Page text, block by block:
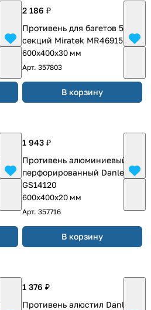
2 186 ₽
Противень для багетов 5
секций Miratek MR46915
600х400х30 мм
Арт. 357803
В корзину
1 943 ₽
Противень алюминиевый
перфорированный Danler
GS14120
600х400х20 мм
Арт. 357716
В корзину
1 376 ₽
Противень алюстил Danler